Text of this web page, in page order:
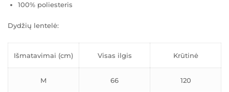
100% poliesteris
Dydžių lentelė:
Išmatavimai (cm) Visas ilgis Krūtinė
M 66 120